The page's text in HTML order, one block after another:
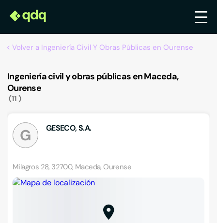
Volver a Ingeniería Civil Y Obras Públicas en Ourense
Ingeniería civil y obras públicas en Maceda,
Ourense
11
G GESECO, S.A.
Milagros 28, 32700, Maceda, Ourense